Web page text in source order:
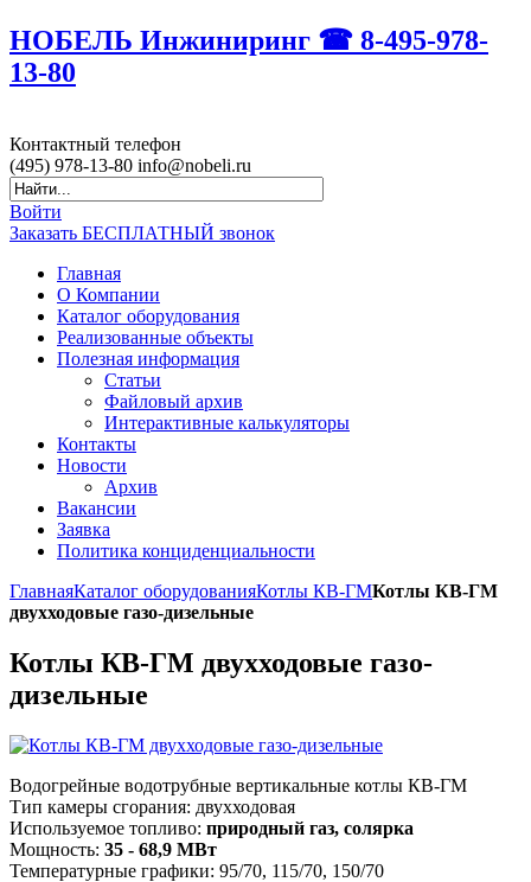
НОБЕЛЬ Инжиниринг ☎ 8-495-978-
13-80
Контактный телефон
(495) 978-13-80 info@nobeli.ru
Войти
Заказать БЕСПЛАТНЫЙ звонок
Главная
О Компании
Каталог оборудования
Реализованные объекты
Полезная информация
Статьи
Файловый архив
Интерактивные калькуляторы
Контакты
Новости
Архив
Вакансии
Заявка
Политика конциденциальности
ГлавнаяКаталог оборудованияКотлы КВ-ГМКотлы КВ-ГМ
двухходовые газо-дизельные
Котлы КВ-ГМ двухходовые газо-
дизельные
Водогрейные водотрубные вертикальные котлы КВ-ГМ
Тип камеры сгорания: двухходовая
Используемое топливо: природный газ, солярка
Мощность: 35 - 68,9 МВт
Температурные графики: 95/70, 115/70, 150/70